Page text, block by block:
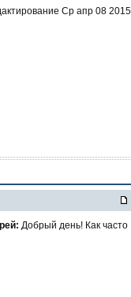
Ср апр 08
Добрый день! Как